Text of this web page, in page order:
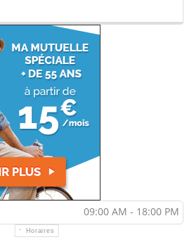
09:00 AM - 18:00 PM
Horaires